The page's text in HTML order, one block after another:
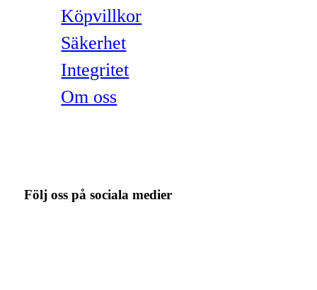
Köpvillkor
Säkerhet
Integritet
Om oss
Följ oss på sociala medier